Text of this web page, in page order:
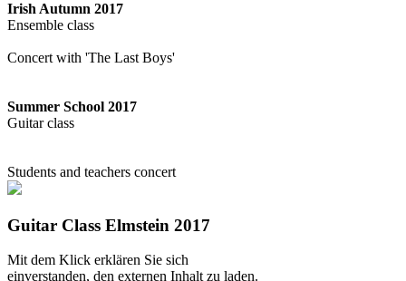
Irish Autumn 2017
Ensemble class
Concert with 'The Last Boys'
Summer School 2017
Guitar class
Students and teachers concert
Guitar Class Elmstein 2017
Mit dem Klick erklären Sie sich
einverstanden, den externen Inhalt zu laden.